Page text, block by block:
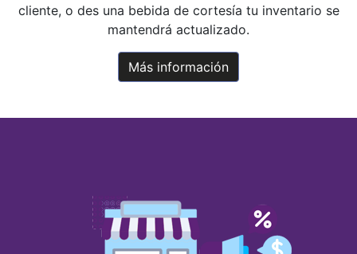
cliente, o des una bebida de cortesía tu inventario se
mantendrá actualizado.
Más información